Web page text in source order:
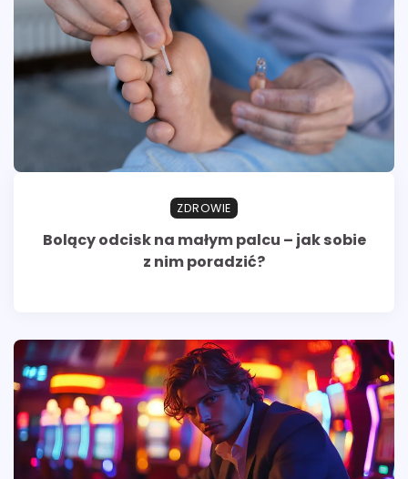
ZDROWIE
Bolący odcisk na małym palcu – jak sobie
z nim poradzić?